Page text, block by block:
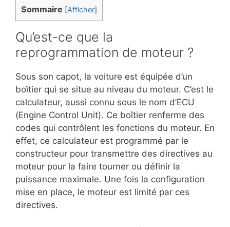
Sommaire [Afficher]
Qu’est-ce que la
reprogrammation de moteur ?
Sous son capot, la voiture est équipée d’un
boîtier qui se situe au niveau du moteur. C’est le
calculateur, aussi connu sous le nom d’ECU
(Engine Control Unit). Ce boîtier renferme des
codes qui contrôlent les fonctions du moteur. En
effet, ce calculateur est programmé par le
constructeur pour transmettre des directives au
moteur pour la faire tourner ou définir la
puissance maximale. Une fois la configuration
mise en place, le moteur est limité par ces
directives.